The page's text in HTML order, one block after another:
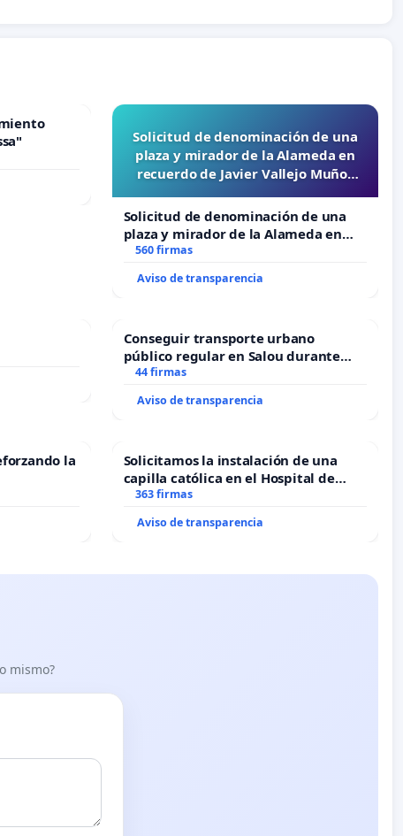
Solicitud de denominación de una
plaza y mirador de la Alameda en
recuerdo de Javier Vallejo Muñoz
Solicitud de denominación de una
plaza y mirador de la Alameda en
recuerdo de Javier Vallejo Muñoz
560 firmas
Aviso de transparencia
Conseguir transporte urbano
público regular en Salou durante
todo el año
44 firmas
Aviso de transparencia
la
Solicitamos la instalación de una
capilla católica en el Hospital de
Alcañiz
363 firmas
Aviso de transparencia
mismo?